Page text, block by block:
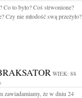
Co to było? Coś strwonione?
Czy nie młodość swą przeżyło?
WIEK: 88
zawiadamiamy, że w dniu 24